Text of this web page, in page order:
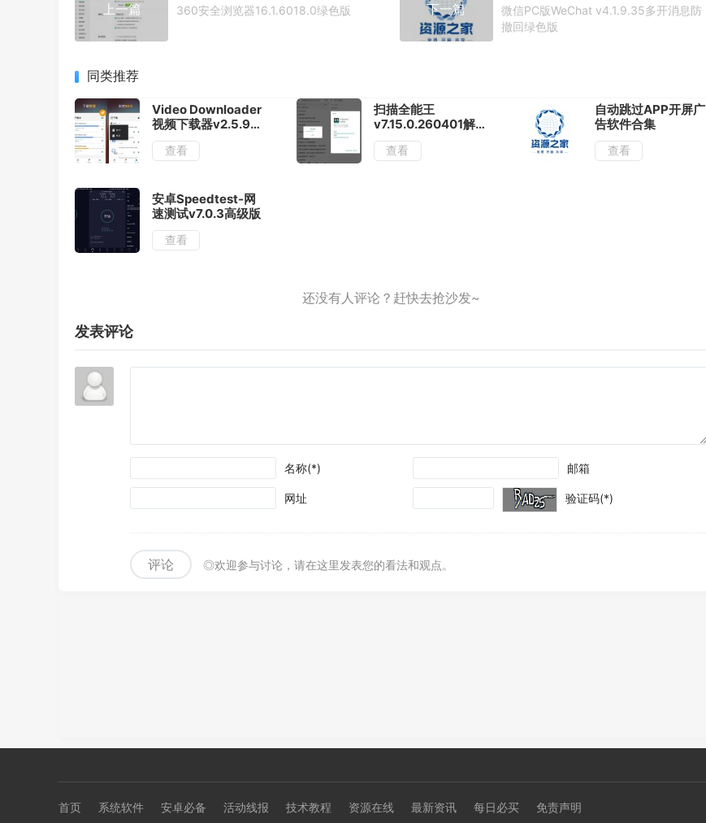
上一篇 360安全浏览器16.1.6018.0绿色版 下一篇
微信PC版WeChat v4.1.9.35多开消息防
撤回绿色版
同类推荐
Video Downloader
视频下载器v2.5.9解
锁专业版
查看
扫描全能王
v7.15.0.260401解
锁破解VIP会员版
查看
自动跳过APP开屏广
告软件合集
查看
安卓Speedtest-网
速测试v7.0.3高级版
查看
发表评论
名称(*) 邮箱
网址 验证码(*)
评论 ◎欢迎参与讨论，请在这里发表您的看法和观点。
首页 系统软件 安卓必备 活动线报 技术教程 资源在线 最新资讯 每日必买 免责声明